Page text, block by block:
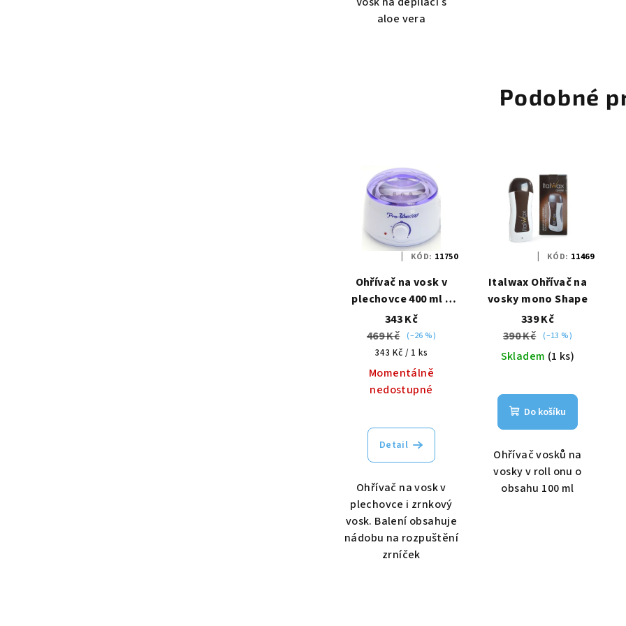
aloe vera
Podobné
Ohřívač na vosk v
plechovce 400 ml s
příslušenstvím Pro-
Wax 100
343 Kč
469 Kč (–26 %)
Měrná
cena:
343 Kč / 1 ks
Momentálně
nedostupné
Detail
Ohřívač na vosk v
plechovce i zrnkový
vosk. Balení obsahuje
nádobu na rozpuštění
zrníček
KÓD: 11750
Italwax Ohřívač na
vosky mono Shape
339 Kč
390 Kč (–13 %)
Skladem (1 ks)
Do košíku
Ohřívač vosků na
vosky v roll onu o
obsahu 100 ml
KÓD: 11469